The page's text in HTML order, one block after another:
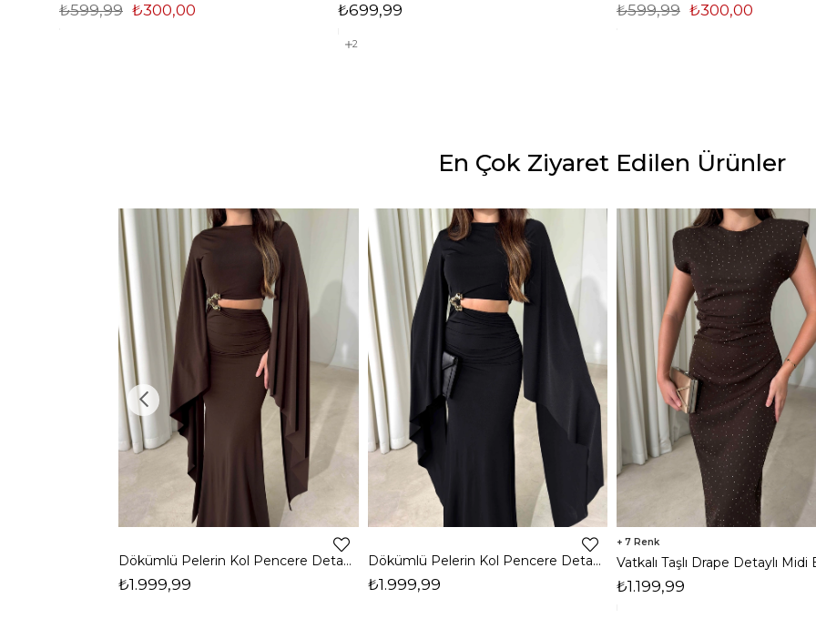
₺300,00
₺599,99 ₺699,99
2
₺300,00
₺599,99
En Çok Ziyaret Edilen Ürünler
Dökümlü Pelerin Kol Pencere Detaylı Maxi Kahverengi Arlev Kadın Elbise 26Y511
₺1.999,99
Dökümlü Pelerin Kol Pencere Detaylı Maxi Siyah Arlev Kadın Elbise 26Y511
₺1.999,99
7
₺1.199,99